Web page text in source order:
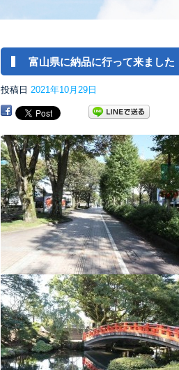
富山県に納品に行って来ました
投稿日 2021年10月29日